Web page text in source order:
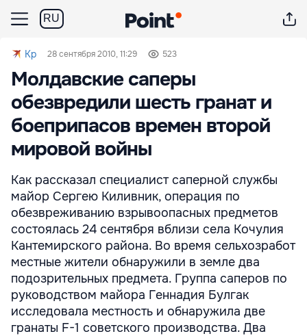
RU
Kp 28 сентября 2010, 11:29 523
Молдавские саперы
обезвредили шесть гранат и
боеприпасов времен второй
мировой войны
Как рассказал специалист саперной службы
майор Сергею Киливник, операция по
обезвреживанию взрывоопасных предметов
состоялась 24 сентября вблизи села Кочулия
Кантемирского района. Во время сельхозработ
местные жители обнаружили в земле два
подозрительных предмета. Группа саперов по
руководством майора Геннадия Булгак
исследовала местность и обнаружила две
гранаты F-1 советского производства. Два